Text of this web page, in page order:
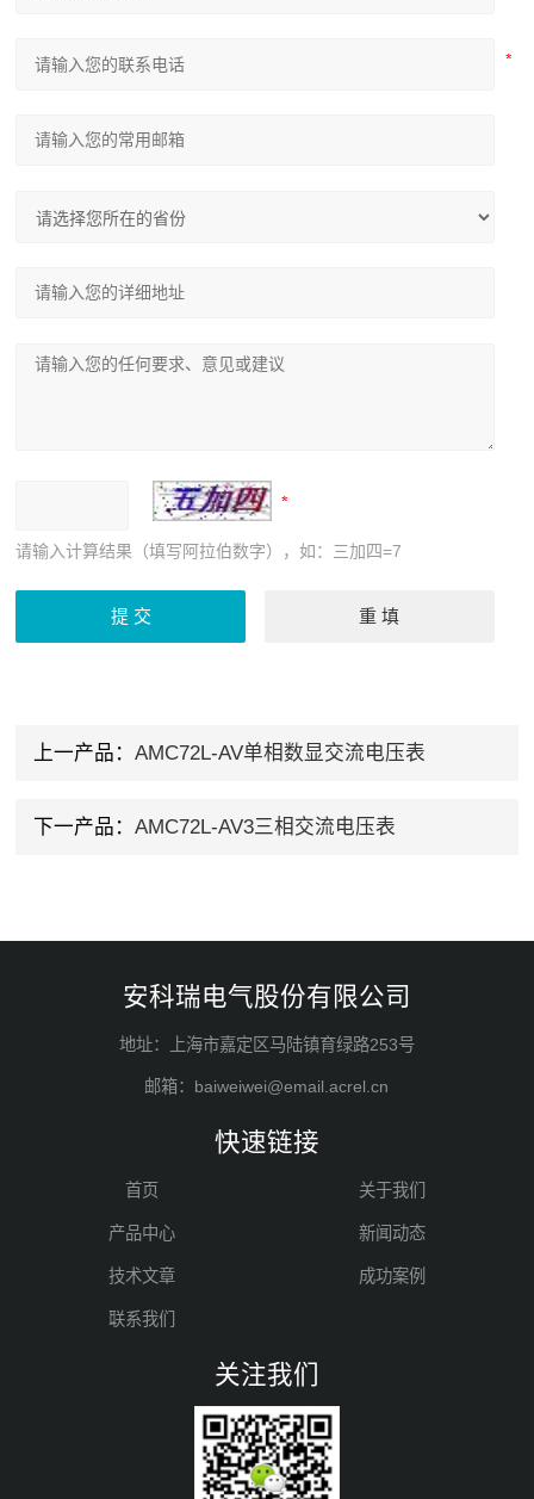
请输入计算结果（填写阿拉伯数字），如：三加四=7
上一产品： AMC72L-AV单相数显交流电压表
下一产品： AMC72L-AV3三相交流电压表
安科瑞电气股份有限公司
地址：上海市嘉定区马陆镇育绿路253号
邮箱：baiweiwei@email.acrel.cn
快速链接
首页 关于我们
产品中心 新闻动态
技术文章 成功案例
联系我们
关注我们